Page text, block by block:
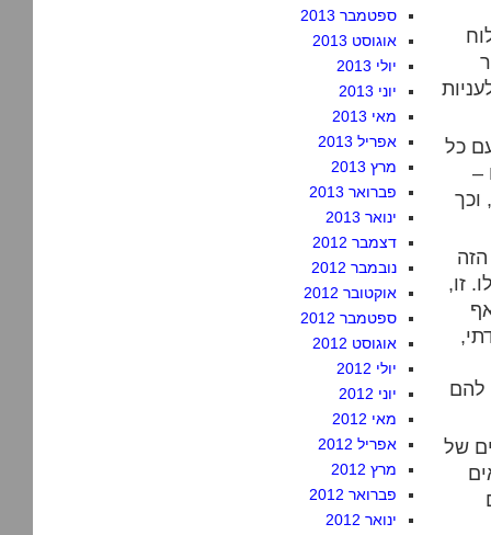
כל
–
וכך
זו,
להם
של
ספטמבר 2013
אוגוסט 2013
יולי 2013
יוני 2013
מאי 2013
אפריל 2013
מרץ 2013
פברואר 2013
ינואר 2013
דצמבר 2012
נובמבר 2012
אוקטובר 2012
ספטמבר 2012
אוגוסט 2012
יולי 2012
יוני 2012
מאי 2012
אפריל 2012
מרץ 2012
פברואר 2012
ינואר 2012